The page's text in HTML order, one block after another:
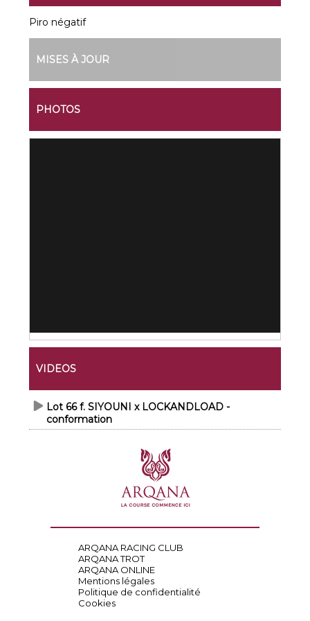
Piro négatif
MISES À JOUR
PHOTOS
VIDEOS
Lot 66 f. SIYOUNI x LOCKANDLOAD -
conformation
ARQANA RACING CLUB
ARQANA TROT
ARQANA ONLINE
Mentions légales
Politique de confidentialité
Cookies